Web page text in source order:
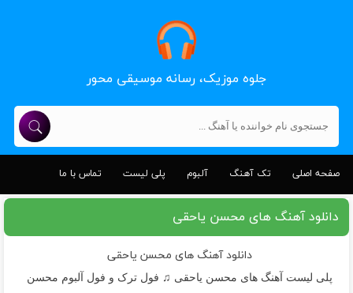
جلوه موزیک، رسانه موسیقی محور
صفحه اصلی تک آهنگ آلبوم پلی لیست تماس با ما
دانلود آهنگ های محسن یاحقی
دانلود آهنگ های محسن یاحقی
پلی لیست آهنگ های محسن یاحقی ♫ فول ترک و فول آلبوم محسن